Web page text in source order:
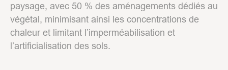
paysage, avec 50 % des aménagements dédiés au
végétal, minimisant ainsi les concentrations de
chaleur et limitant l’imperméabilisation et
l’artificialisation des sols.